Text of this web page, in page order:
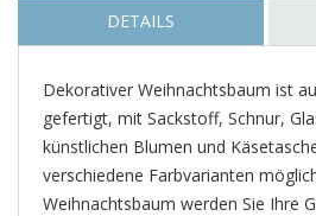
DETAILS
Dekorativer Weihnachtsbaum ist
gefertigt, mit Sackstoff, Schnur,
künstlichen Blumen und
verschiedene Farbvarianten
Weihnachtsbaum werden Sie Ihre